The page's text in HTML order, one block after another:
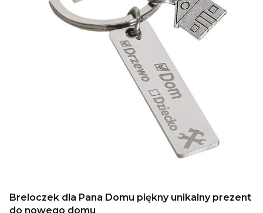
Breloczek dla Pana Domu piękny unikalny prezent
do nowego domu